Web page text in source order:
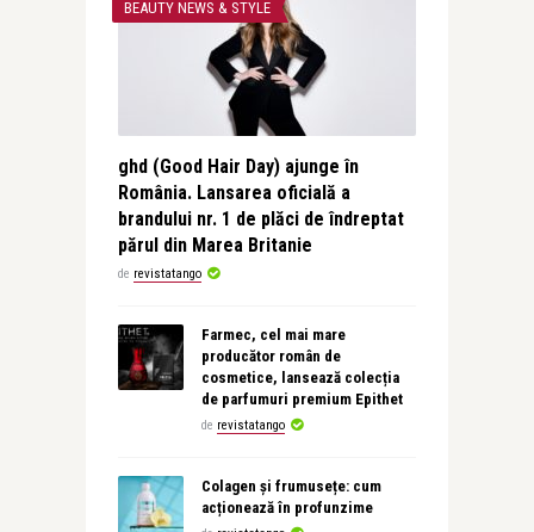
BEAUTY NEWS & STYLE
ghd (Good Hair Day) ajunge în
România. Lansarea oficială a
brandului nr. 1 de plăci de îndreptat
părul din Marea Britanie
de revistatango
Farmec, cel mai mare
producător român de
cosmetice, lansează colecția
de parfumuri premium Epithet
de revistatango
Colagen și frumusețe: cum
acționează în profunzime